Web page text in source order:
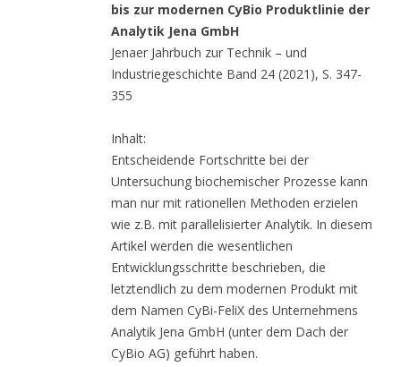
bis zur modernen CyBio Produktlinie der
Analytik Jena GmbH
Jenaer Jahrbuch zur Technik – und
Industriegeschichte Band 24 (2021), S. 347-
355
Inhalt:
Entscheidende Fortschritte bei der
Untersuchung biochemischer Prozesse kann
man nur mit rationellen Methoden erzielen
wie z.B. mit parallelisierter Analytik. In diesem
Artikel werden die wesentlichen
Entwicklungsschritte beschrieben, die
letztendlich zu dem modernen Produkt mit
dem Namen CyBi-FeliX des Unternehmens
Analytik Jena GmbH (unter dem Dach der
CyBio AG) geführt haben.